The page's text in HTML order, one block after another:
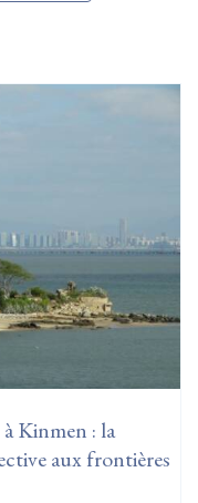
Kinmen : la
aux frontières